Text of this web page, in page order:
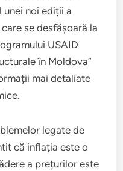
unei noi ediții a
se desfășoară la
USAID
în Moldova”
mai detaliate
legate de
că inflația este o
a prețurilor este